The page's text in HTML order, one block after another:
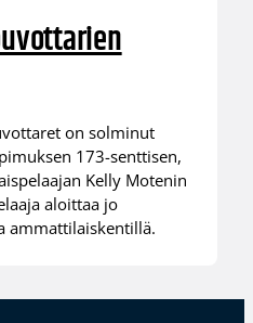
on solminut
173-senttisen,
Kelly Motenin
aloittaa jo
ammattilaiskentillä.